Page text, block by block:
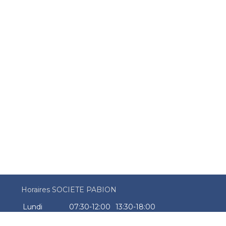
Horaires SOCIETE PABION
Lundi
07:30-12:00
13:30-18:00